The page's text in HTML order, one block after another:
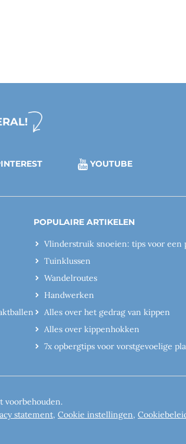
YOUTUBE
POPULAIRE ARTIKELEN
Vlinderstruik snoeien: tips voor een
Tuinklussen
Wandelroutes
Handwerken
Alles over het gedrag van kippen
Alles over kippenhokken
7x opbergtips voor vorstgevoelige
voorbehouden.
statement, Cookie instellingen,